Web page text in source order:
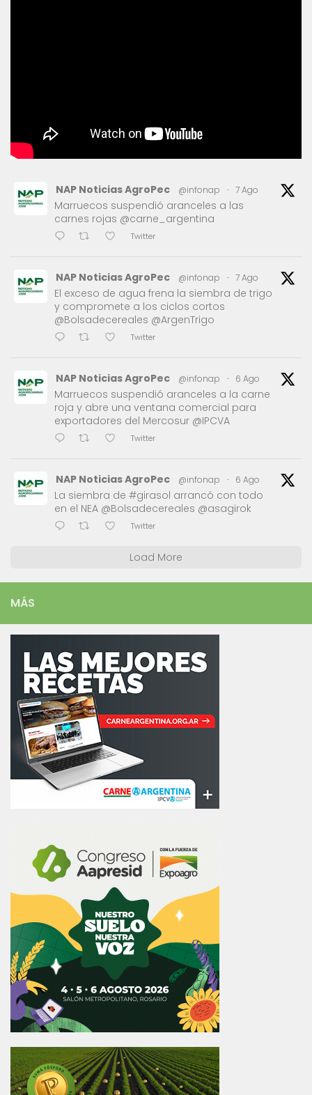
NAP Noticias AgroPec @infonap · 7 Ago
Marruecos suspendió aranceles a las
carnes rojas @carne_argentina
Twitter
NAP Noticias AgroPec @infonap · 7 Ago
El exceso de agua frena la siembra de trigo
y compromete a los ciclos cortos
@Bolsadecereales @ArgenTrigo
Twitter
NAP Noticias AgroPec @infonap · 6 Ago
Marruecos suspendió aranceles a la carne
roja y abre una ventana comercial para
exportadores del Mercosur @IPCVA
Twitter
NAP Noticias AgroPec @infonap · 6 Ago
La siembra de #girasol arrancó con todo
en el NEA @Bolsadecereales @asagirok
Twitter
Load More
MÁS